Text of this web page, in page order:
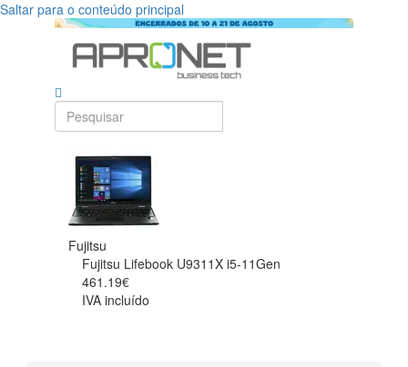
Saltar para o conteúdo principal
Fujitsu
Fujitsu Lifebook U9311X i5-11Gen
461.19€
IVA incluído